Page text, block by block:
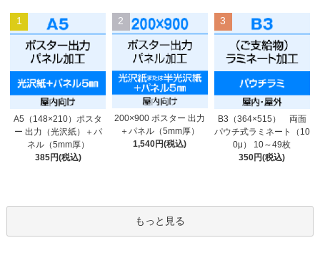
1
A5（148×210）ポスタ
ー 出力（光沢紙）＋パ
ネル（5mm厚）
385円(税込)
2
200×900 ポスター 出力
＋パネル（5mm厚）
1,540円(税込)
3
B3（364×515） 両面
パウチ式ラミネート（10
0μ） 10～49枚
350円(税込)
もっと見る